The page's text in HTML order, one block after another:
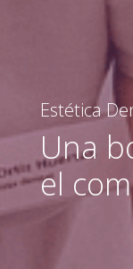
Estética
Una
el